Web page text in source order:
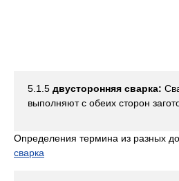
5.1.5 двусторонняя сварка:
выполняют с обеих сторон
Определения термина из разных
сварка